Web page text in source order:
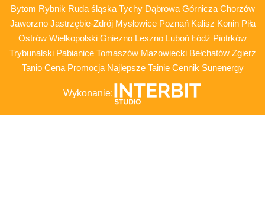
Bytom Rybnik Ruda śląska Tychy Dąbrowa Górnicza Chorzów
Jaworzno Jastrzębie-Zdrój Mysłowice Poznań Kalisz Konin Piła
Ostrów Wielkopolski Gniezno Leszno Luboń Łódź Piotrków
Trybunalski Pabianice Tomaszów Mazowiecki Bełchatów Zgierz
Tanio Cena Promocja Najlepsze Tainie Cennik Sunenergy
Wykonanie: